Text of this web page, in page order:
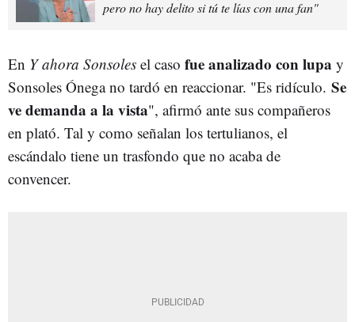
pero no hay delito si tú te lías con una fan"
En Y ahora Sonsoles el caso fue analizado con lupa y
Sonsoles Ónega no tardó en reaccionar. "Es ridículo. Se
ve demanda a la vista", afirmó ante sus compañeros
en plató. Tal y como señalan los tertulianos, el
escándalo tiene un trasfondo que no acaba de
convencer.